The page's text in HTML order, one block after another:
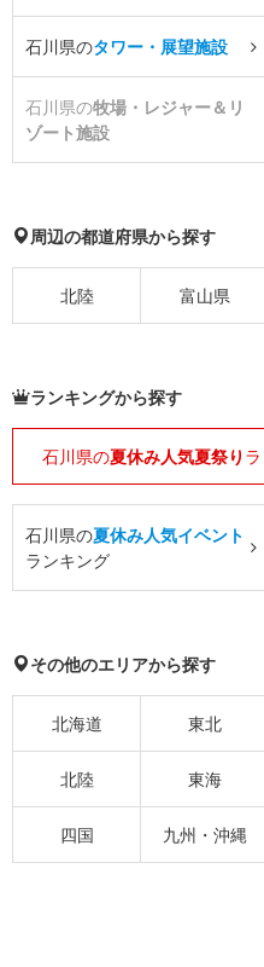
石川県のタワー・展望施設
石川県の牧場・レジャー＆リ
ゾート施設
周辺の都道府県から探す
北陸 富山県
ランキングから探す
石川県の夏休み人気夏祭り
石川県の夏休み人気イベント
ランキング
その他のエリアから探す
北海道 東北
北陸 東海
四国 九州・沖縄